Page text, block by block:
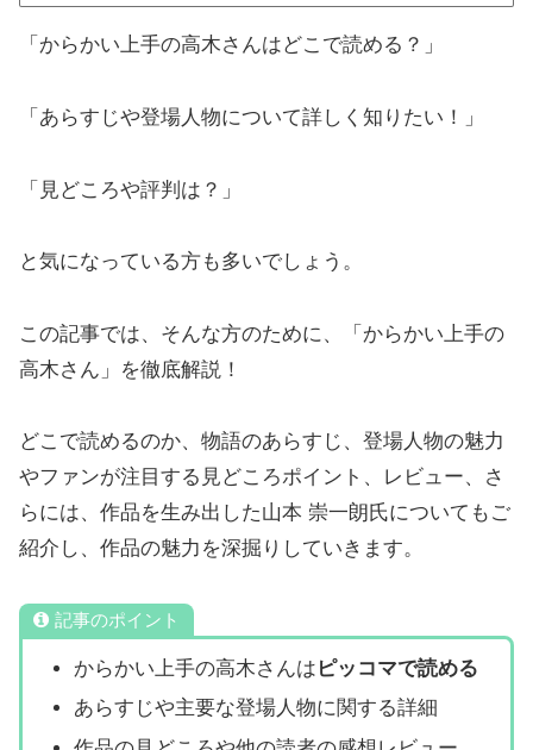
「からかい上手の高木さんはどこで読める？」
「あらすじや登場人物について詳しく知りたい！」
「見どころや評判は？」
と気になっている方も多いでしょう。
この記事では、そんな方のために、「からかい上手の
高木さん」を徹底解説！
どこで読めるのか、物語のあらすじ、登場人物の魅力
やファンが注目する見どころポイント、レビュー、さ
らには、作品を生み出した山本 崇一朗氏についてもご
紹介し、作品の魅力を深掘りしていきます。
記事のポイント
からかい上手の高木さんは ピッコマで読める
あらすじや主要な登場人物に関する詳細